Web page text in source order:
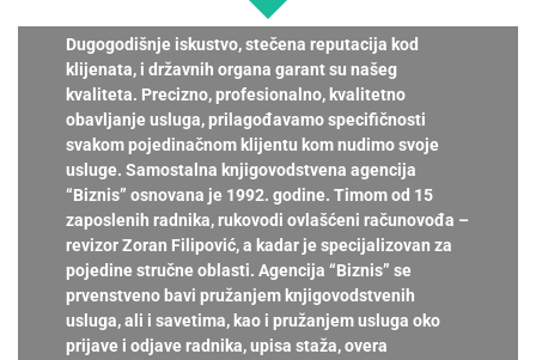
Dugogodišnje iskustvo, stečena reputacija kod
klijenata, i državnih organa garant su našeg
kvaliteta. Precizno, profesionalno, kvalitetno
obavljanje usluga, prilagođavamo specifičnosti
svakom pojedinačnom klijentu kom nudimo svoje
usluge. Samostalna knjigovodstvena agencija
“Biznis” osnovana je 1992. godine. Timom od 15
zaposlenih radnika, rukovodi ovlašćeni računovođa –
revizor Zoran Filipović, a kadar je specijalizovan za
pojedine stručne oblasti. Agencija “Biznis” se
prvenstveno bavi pružanjem knjigovodstvenih
usluga, ali i savetima, kao i pružanjem usluga oko
prijave i odjave radnika, upisa staža, overa